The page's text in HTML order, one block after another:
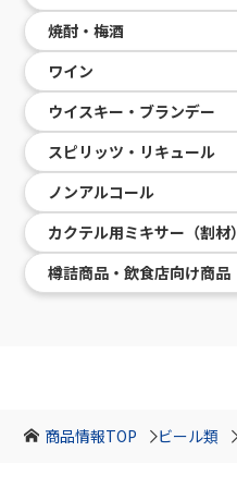
商品情報TOP ビール類
焼酎・梅酒
ワイン
ウイスキー・ブランデー
スピリッツ・リキュール
ノンアルコール
カクテル用ミキサー（割材）
樽詰商品・飲食店向け商品